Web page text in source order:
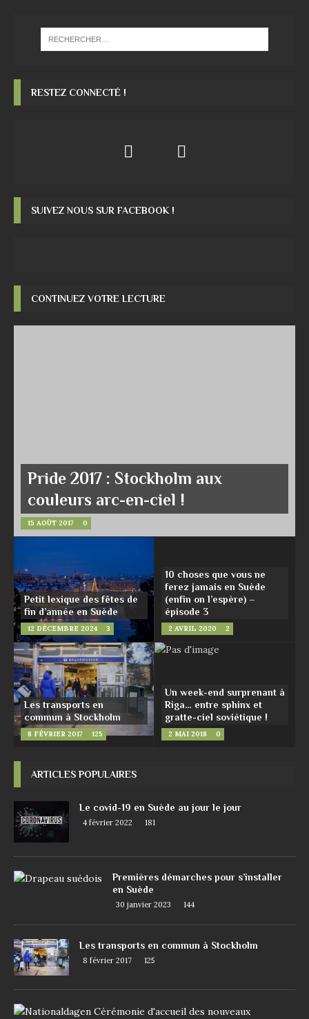
RESTEZ CONNECTÉ !
SUIVEZ NOUS SUR FACEBOOK !
CONTINUEZ VOTRE LECTURE
Pride 2017 : Stockholm aux
couleurs arc-en-ciel !
15 AOÛT 2017 0
Petit lexique des fêtes de
fin d’année en Suède
12 DÉCEMBRE 2024 3
10 choses que vous ne
ferez jamais en Suède
(enfin on l’espère) –
épisode 3
2 AVRIL 2020 2
Les transports en
commun à Stockholm
8 FÉVRIER 2017 125
Un week-end surprenant à
Riga… entre sphinx et
gratte-ciel soviétique !
2 MAI 2018 0
ARTICLES POPULAIRES
Le covid-19 en Suède au jour le jour
4 février 2022 181
Premières démarches pour s’installer
en Suède
30 janvier 2023 144
Les transports en commun à Stockholm
8 février 2017 125